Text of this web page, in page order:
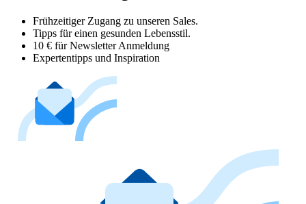
Frühzeitiger Zugang zu unseren Sales.
Tipps für einen gesunden Lebensstil.
10 € für Newsletter Anmeldung
Expertentipps und Inspiration